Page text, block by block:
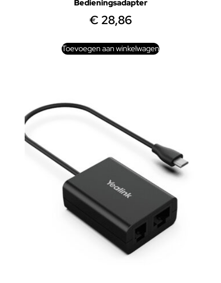
Bedieningsadapter
€ 28,86
Toevoegen aan winkelwagen